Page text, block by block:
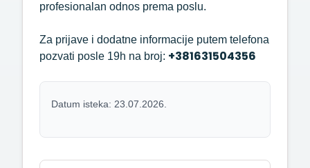
profesionalan odnos prema poslu.
Za prijave i dodatne informacije putem telefona
pozvati posle 19h na broj: +381631504356
Datum isteka: 23.07.2026.